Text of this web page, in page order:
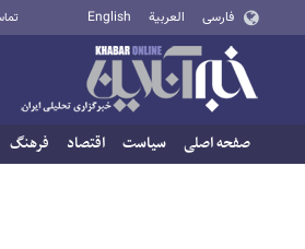
فارسی العربية English
صفحه اصلی سیاست اقتصاد فرهنگ